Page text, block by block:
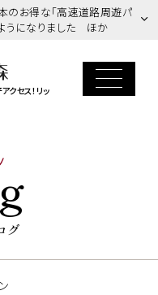
のお得な「高速道路周遊パ
うになりました ほか
クセス！リッ
グ